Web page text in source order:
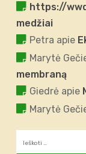
https://
medžiai
Petra apie
Marytė
membraną
Giedrė apie
Marytė